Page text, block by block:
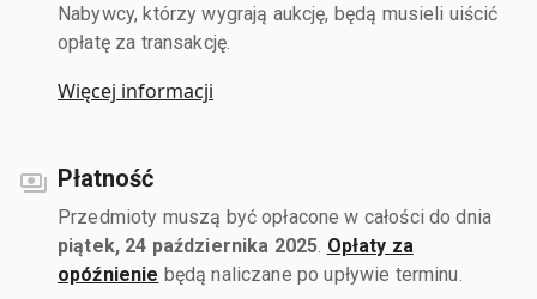
Nabywcy, którzy wygrają aukcję, będą musieli uiścić
opłatę za transakcję.
Więcej informacji
Płatność
Przedmioty muszą być opłacone w całości do dnia
piątek, 24 października 2025 Opłaty za
opóźnienie będą naliczane po upływie terminu.